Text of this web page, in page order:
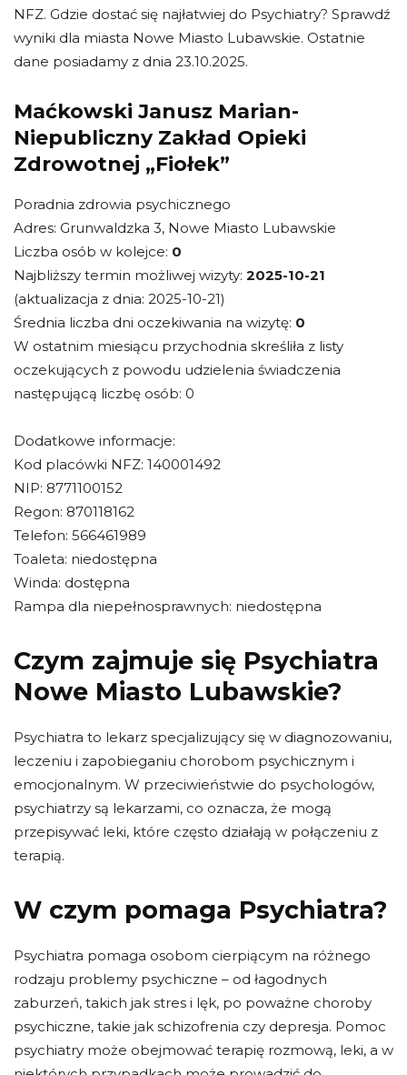
NFZ. Gdzie dostać się najłatwiej do Psychiatry? Sprawdź
wyniki dla miasta Nowe Miasto Lubawskie. Ostatnie
dane posiadamy z dnia 23.10.2025.
Maćkowski Janusz Marian-
Niepubliczny Zakład Opieki
Zdrowotnej „Fiołek”
Poradnia zdrowia psychicznego
Adres: Grunwaldzka 3, Nowe Miasto Lubawskie
Liczba osób w kolejce: 0
Najbliższy termin możliwej wizyty: 2025-10-21
(aktualizacja z dnia: 2025-10-21)
Średnia liczba dni oczekiwania na wizytę: 0
W ostatnim miesiącu przychodnia skreśliła z listy
oczekujących z powodu udzielenia świadczenia
następującą liczbę osób: 0
Dodatkowe informacje:
Kod placówki NFZ: 140001492
NIP: 8771100152
Regon: 870118162
Telefon: 566461989
Toaleta: niedostępna
Winda: dostępna
Rampa dla niepełnosprawnych: niedostępna
Czym zajmuje się Psychiatra
Nowe Miasto Lubawskie?
Psychiatra to lekarz specjalizujący się w diagnozowaniu,
leczeniu i zapobieganiu chorobom psychicznym i
emocjonalnym. W przeciwieństwie do psychologów,
psychiatrzy są lekarzami, co oznacza, że ​​mogą
przepisywać leki, które często działają w połączeniu z
terapią.
W czym pomaga Psychiatra?
Psychiatra pomaga osobom cierpiącym na różnego
rodzaju problemy psychiczne – od łagodnych
zaburzeń, takich jak stres i lęk, po poważne choroby
psychiczne, takie jak schizofrenia czy depresja. Pomoc
psychiatry może obejmować terapię rozmową, leki, a w